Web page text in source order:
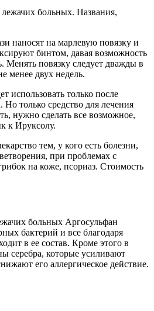
наносят на марлевую повязку и
бинтом, давая возможность
Менять повязку следует дважды в
менее двух недель.
использовать только после
Но только средство для лечения
нужно сделать все возможное,
к Ируксолу.
тем, у кого есть болезни,
при проблемах с
на коже, псориаз. Стоимость
больных Аргосульфан
бактерий и все благодаря
в ее состав. Кроме этого в
серебра, которые усиливают
его аллергическое действие.